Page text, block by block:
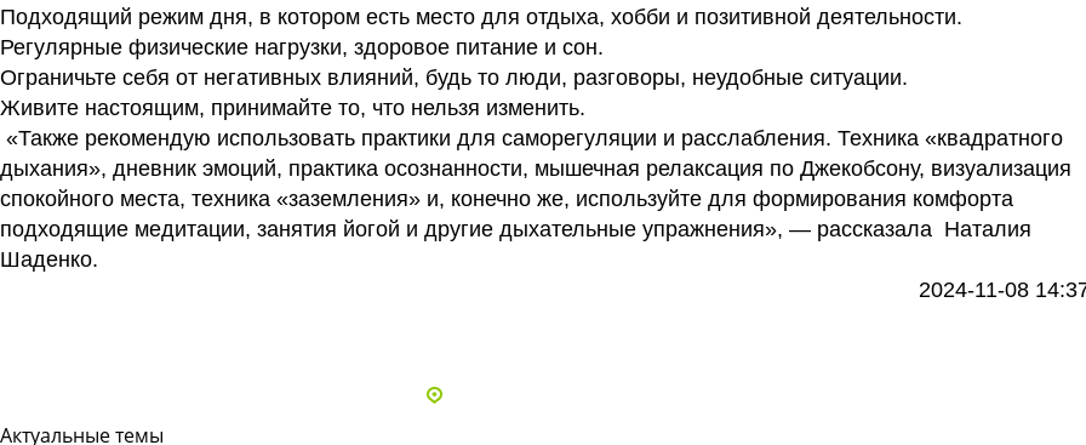
Подходящий режим дня, в котором есть место для отдыха, хобби и позитивной деятельности.
Регулярные физические нагрузки, здоровое питание и сон.
Ограничьте себя от негативных влияний, будь то люди, разговоры, неудобные ситуации.
Живите настоящим, принимайте то, что нельзя изменить.
«Также рекомендую использовать практики для саморегуляции и расслабления. Техника «квадратного
дыхания», дневник эмоций, практика осознанности, мышечная релаксация по Джекобсону, визуализация
спокойного места, техника «заземления» и, конечно же, используйте для формирования комфорта
подходящие медитации, занятия йогой и другие дыхательные упражнения», — рассказала Наталия
Шаденко.
2024-11-08
Актуальные темы